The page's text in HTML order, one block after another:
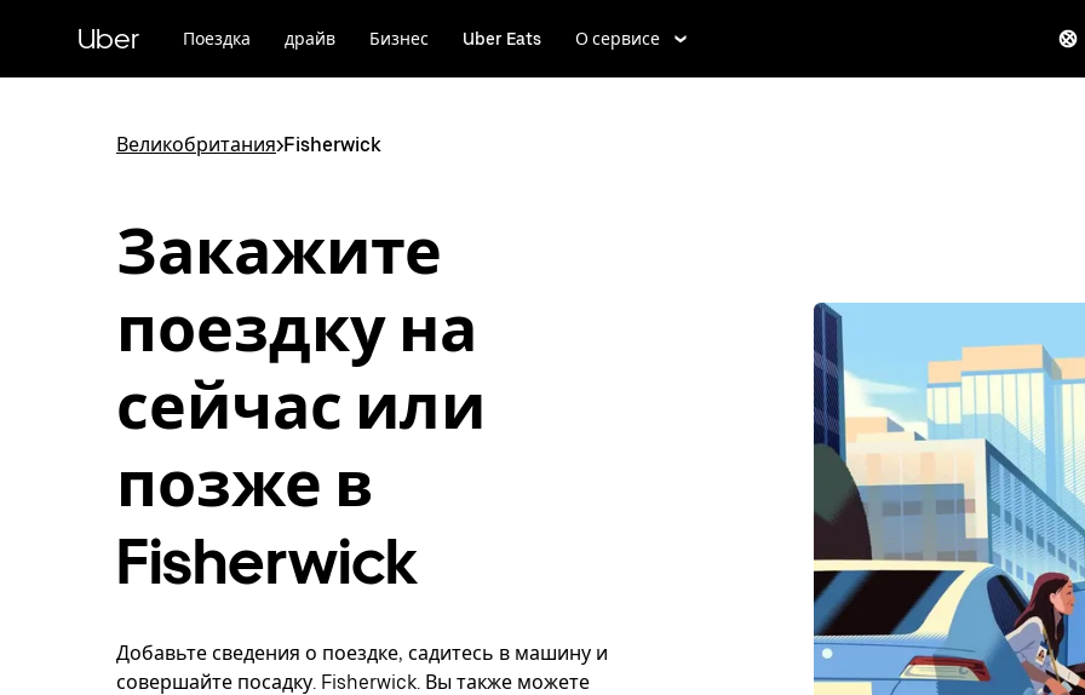
к
Uber Поездка драйв Бизнес Uber Eats О сервисе
Великобритания>Fisherwick
Закажите
поездку на
сейчас или
позже в
Fisherwick
Добавьте сведения о поездке, садитесь в машину и
совершайте посадку. Fisherwick. Вы также можете